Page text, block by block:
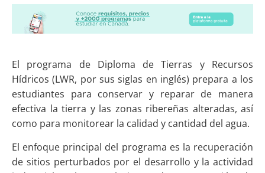
El programa de Diploma de Tierras y Recursos
Hídricos (LWR, por sus siglas en inglés) prepara a los
estudiantes para conservar y reparar de manera
efectiva la tierra y las zonas ribereñas alteradas, así
como para monitorear la calidad y cantidad del agua.
El enfoque principal del programa es la recuperación
de sitios perturbados por el desarrollo y la actividad